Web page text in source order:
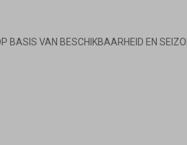
BASIS VAN BESCHIKBAARHEID EN